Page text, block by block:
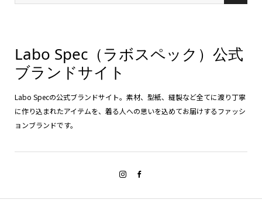
Labo Spec（ラボスペック）公式
ブランドサイト
Labo Specの公式ブランドサイト。素材、型紙、縫製など全てに渡り丁寧
に作り込まれたアイテムを、着る人への思いを込めてお届けするファッシ
ョンブランドです。